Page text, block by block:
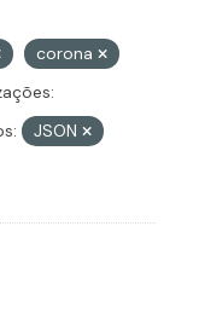
corona
JSON